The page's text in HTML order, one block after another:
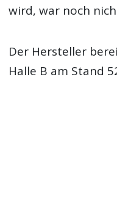
wird, war noch
Der Hersteller
Halle B am Stand